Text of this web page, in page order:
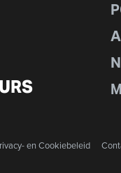
en Cookiebeleid